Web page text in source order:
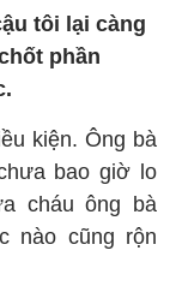
tôi lại càng
phần
kiện. Ông bà
bao giờ lo
cháu ông bà
nào cũng rộn